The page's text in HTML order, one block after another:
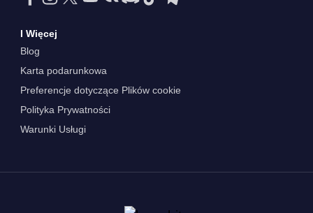
I Więcej
Blog
Karta podarunkowa
Preferencje dotyczące Plików cookie
Polityka Prywatności
Warunki Usługi